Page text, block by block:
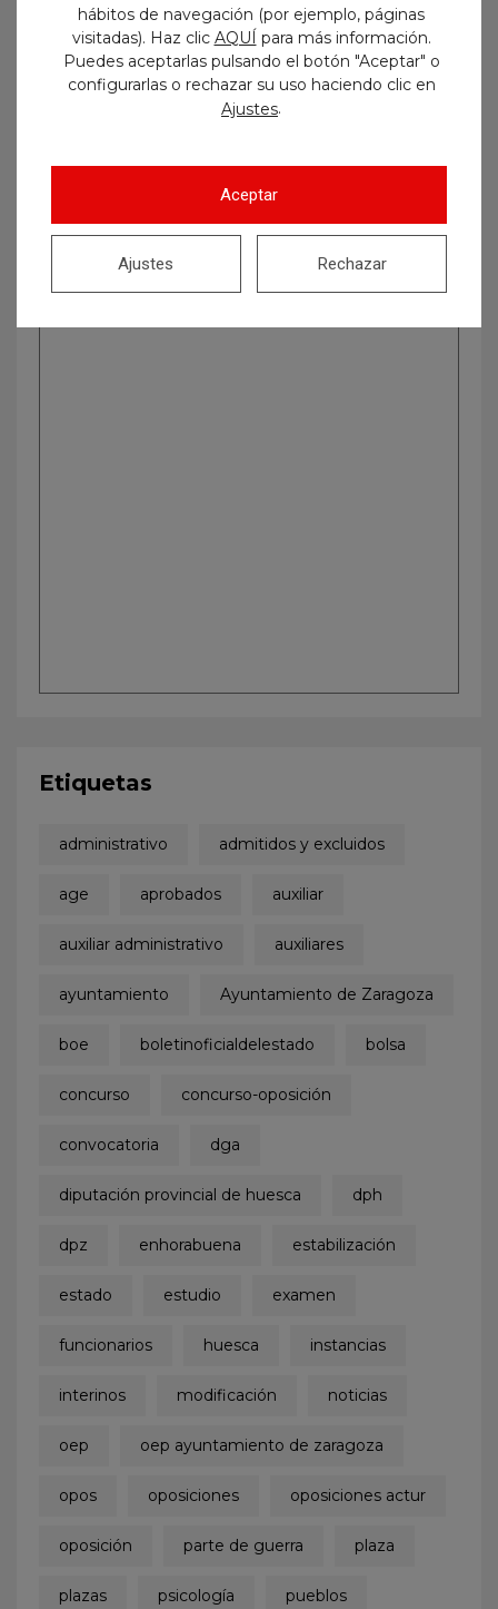
Etiquetas
administrativo admitidos y excluidos
age aprobados auxiliar
auxiliar administrativo auxiliares
ayuntamiento Ayuntamiento de Zaragoza
boe boletinoficialdelestado bolsa
concurso concurso-oposición
convocatoria dga
diputación provincial de huesca dph
dpz enhorabuena estabilización
estado estudio examen
funcionarios huesca instancias
interinos modificación noticias
oep oep ayuntamiento de zaragoza
opos oposiciones oposiciones actur
oposición parte de guerra plaza
plazas psicología pueblos
hábitos de navegación (por ejemplo, páginas
visitadas). Haz clic AQUÍ para más información.
Puedes aceptarlas pulsando el botón "Aceptar" o
configurarlas o rechazar su uso haciendo clic en
Ajustes.
Aceptar
Rechazar
Ajustes